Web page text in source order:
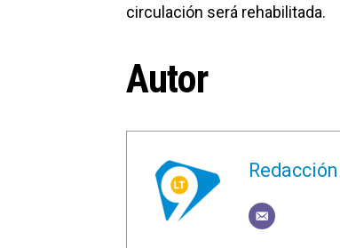
circulación será rehabilitada.
Autor